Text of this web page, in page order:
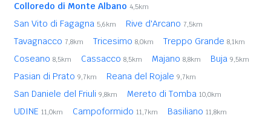
Colloredo di Monte Albano 4,5km
San Vito di Fagagna 5,6km Rive d'Arcano 7,5km
Tavagnacco 7,8km Tricesimo 8,0km Treppo Grande 8,1km
Coseano 8,5km Cassacco 8,5km Majano 8,8km Buja 9,5km
Pasian di Prato 9,7km Reana del Rojale 9,7km
San Daniele del Friuli 9,8km Mereto di Tomba 10,0km
UDINE 11,0km Campoformido 11,7km Basiliano 11,8km